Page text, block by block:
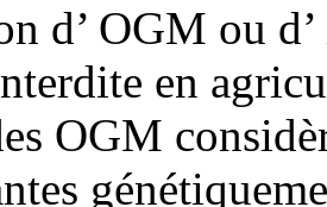
d’ OGM ou
en
OGM